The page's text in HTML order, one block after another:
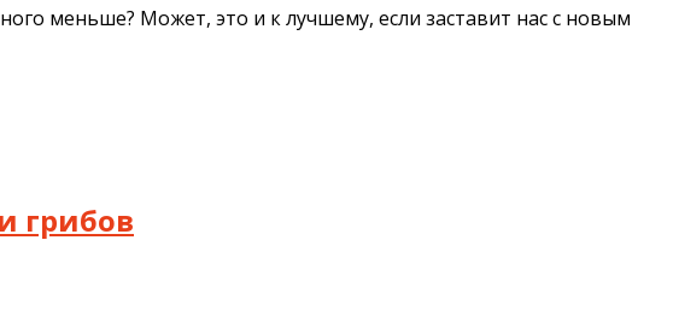
меньше? Может, это и к лучшему, если заставит нас с новым
грибов